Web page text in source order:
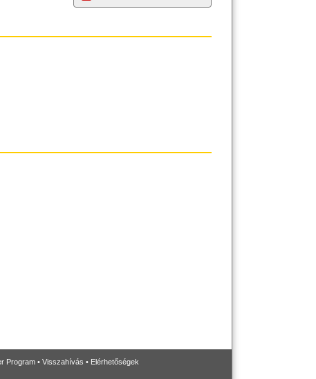
Program • Visszahívás • Elérhetőségek